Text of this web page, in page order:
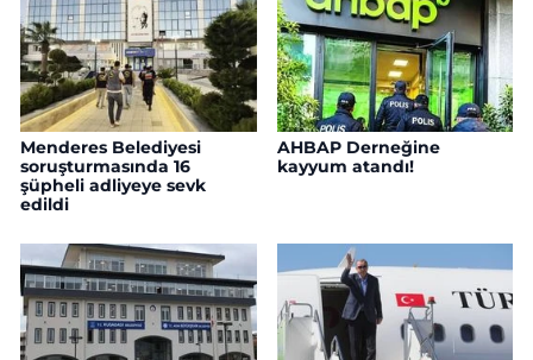
Menderes Belediyesi
soruşturmasında 16
şüpheli adliyeye sevk
edildi
AHBAP Derneğine
kayyum atandı!